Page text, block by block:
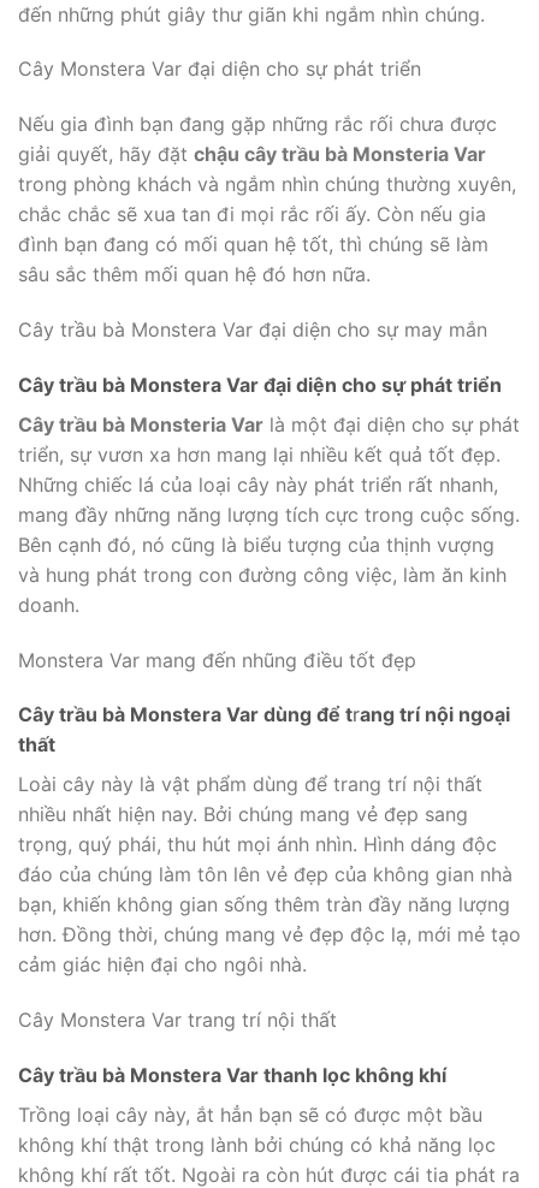
đến những phút giây thư giãn khi ngắm nhìn chúng.
Cây Monstera Var đại diện cho sự phát triển
Nếu gia đình bạn đang gặp những rắc rối chưa được
giải quyết, hãy đặt chậu cây trầu bà Monsteria Var
trong phòng khách và ngắm nhìn chúng thường xuyên,
chắc chắc sẽ xua tan đi mọi rắc rối ấy. Còn nếu gia
đình bạn đang có mối quan hệ tốt, thì chúng sẽ làm
sâu sắc thêm mối quan hệ đó hơn nữa.
Cây trầu bà Monstera Var đại diện cho sự may mắn
Cây trầu bà Monstera Var đại diện cho sự phát triển
Cây trầu bà Monsteria Var là một đại diện cho sự phát
triển, sự vươn xa hơn mang lại nhiều kết quả tốt đẹp.
Những chiếc lá của loại cây này phát triển rất nhanh,
mang đầy những năng lượng tích cực trong cuộc sống.
Bên cạnh đó, nó cũng là biểu tượng của thịnh vượng
và hung phát trong con đường công việc, làm ăn kinh
doanh.
Monstera Var mang đến nhũng điều tốt đẹp
Cây trầu bà Monstera Var dùng để trang trí nội ngoại
thất
Loài cây này là vật phẩm dùng để trang trí nội thất
nhiều nhất hiện nay. Bởi chúng mang vẻ đẹp sang
trọng, quý phái, thu hút mọi ánh nhìn. Hình dáng độc
đáo của chúng làm tôn lên vẻ đẹp của không gian nhà
bạn, khiến không gian sống thêm tràn đầy năng lượng
hơn. Đồng thời, chúng mang vẻ đẹp độc lạ, mới mẻ tạo
cảm giác hiện đại cho ngôi nhà.
Cây Monstera Var trang trí nội thất
Cây trầu bà Monstera Var thanh lọc không khí
Trồng loại cây này, ắt hẳn bạn sẽ có được một bầu
không khí thật trong lành bởi chúng có khả năng lọc
không khí rất tốt. Ngoài ra còn hút được cái tia phát ra